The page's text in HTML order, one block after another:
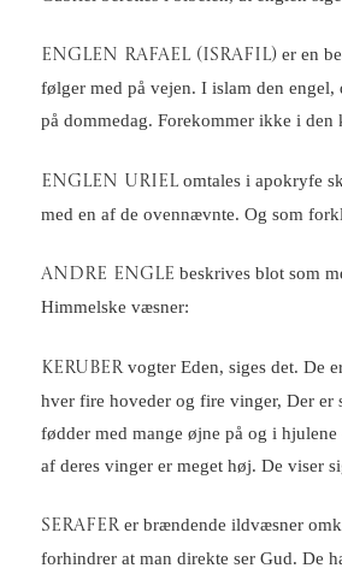
Englen Rafael (Israfil)er en
følger med på vejen. I islam den
på dommedag. Forekommer ikke i den
Englen Urielomtales i apokryfe
med en af de ovennævnte. Og som
Andre engle beskrives blot som
Himmelske væsner:
Keruber vogter Eden, siges det. De
hver fire hoveder og fire vinger, Der er
fødder med mange øjne på og i hjulene
af deres vinger er meget høj. De viser
Serafer er brændende ildvæsner
forhindrer at man direkte ser Gud. De